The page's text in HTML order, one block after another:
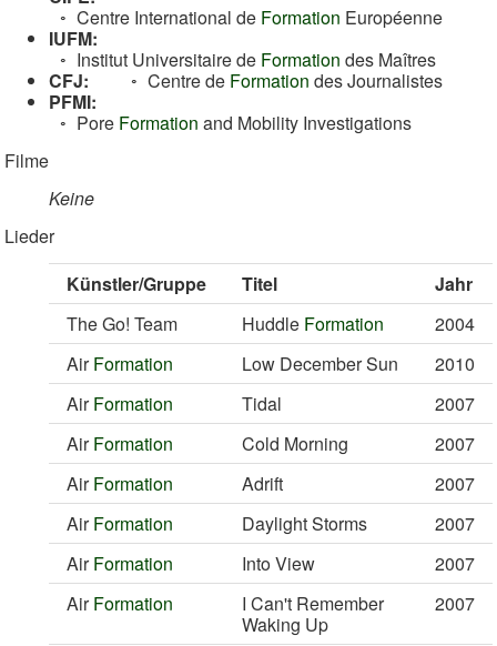
Centre International de Formation Européenne
IUFM:
Institut Universitaire de Formation des Maîtres
CFJ:
Centre de Formation des Journalistes
PFMI:
Pore Formation and Mobility Investigations
Filme
Keine
Lieder
Künstler/Gruppe
Titel
Jahr
The Go! Team
Huddle Formation
2004
AirFormation Low December Sun
2010
AirFormation Tidal
2007
AirFormation Cold Morning
2007
AirFormation Adrift
2007
AirFormation Daylight Storms
2007
AirFormation Into View
2007
AirFormation
I Can't Remember
Waking Up
2007